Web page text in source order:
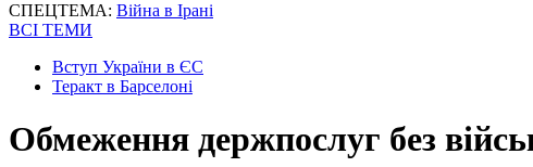
СПЕЦТЕМА: Війна в Ірані
ВСІ ТЕМИ
Вступ України в ЄС
Теракт в Барселоні
Обмеження держпослуг без